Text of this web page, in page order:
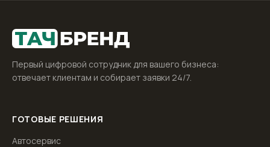
Первый цифровой сотрудник для вашего бизнеса:
отвечает клиентам и собирает заявки 24/7.
ГОТОВЫЕ РЕШЕНИЯ
Автосервис